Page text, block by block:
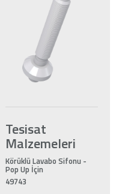
Tesisat
Malzemeleri
Körüklü Lavabo Sifonu -
Pop Up İçin
49743